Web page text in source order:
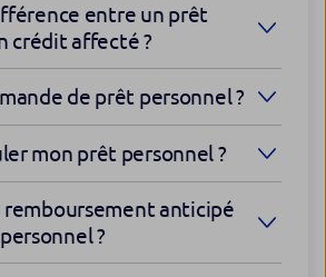
entre un prêt
crédit affecté ?
de prêt personnel ?
mon prêt personnel ?
remboursement anticipé
?